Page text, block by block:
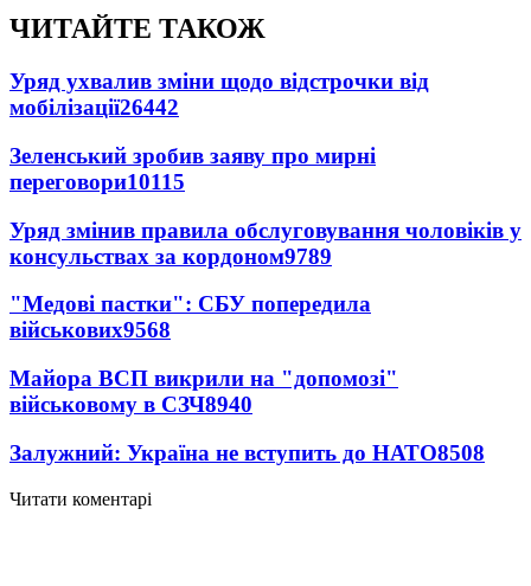
ЧИТАЙТЕ ТАКОЖ
Уряд ухвалив зміни щодо відстрочки від
мобілізації26442
Зеленський зробив заяву про мирні
переговори10115
Уряд змінив правила обслуговування чоловіків у
консульствах за кордоном9789
"Медові пастки": СБУ попередила
військових9568
Майора ВСП викрили на "допомозі"
військовому в СЗЧ8940
Залужний: Україна не вступить до НАТО8508
Читати коментарі